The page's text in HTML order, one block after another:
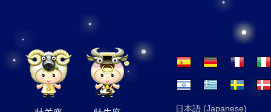
日本語 (Japanese)